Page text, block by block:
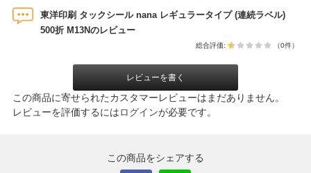
東洋印刷 タックシール nana レギュラータイプ (連続ラベル)
500折 M13Nのレビュー
総合評価: （0件）
レビューを書く
この商品に寄せられたカスタマーレビューはまだありません。
レビューを評価するにはログインが必要です。
この商品をシェアする